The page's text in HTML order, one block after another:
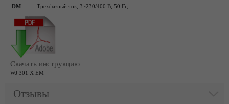
DM
Трехфазный ток, 3~230/400 В, 50 Гц
Скачать инструкцию
WJ 301 X EM
Отзывы